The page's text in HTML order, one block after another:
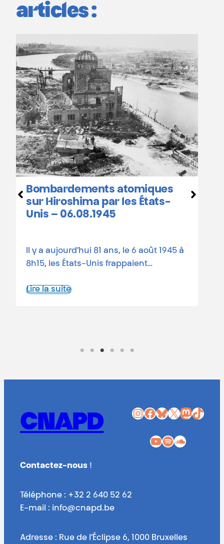
articles :
Bombardements atomiques
sur Hiroshima par les États-
Unis – 06.08.1945
Il y a aujourd’hui 81 ans, le 6 août 1945 à
8h15, les États-Unis frappaient…
Lire la suite
CNAPD InstagramFacebook Bluesky X Mastodon TikTok
YouTube Spotify SoundCloud
Contactez-nous !
Téléphone : +32 2 640 52 62
E-mail : info@cnapd.be
Adresse : Rue de l’Éclipse 6, 1000 Bruxelles